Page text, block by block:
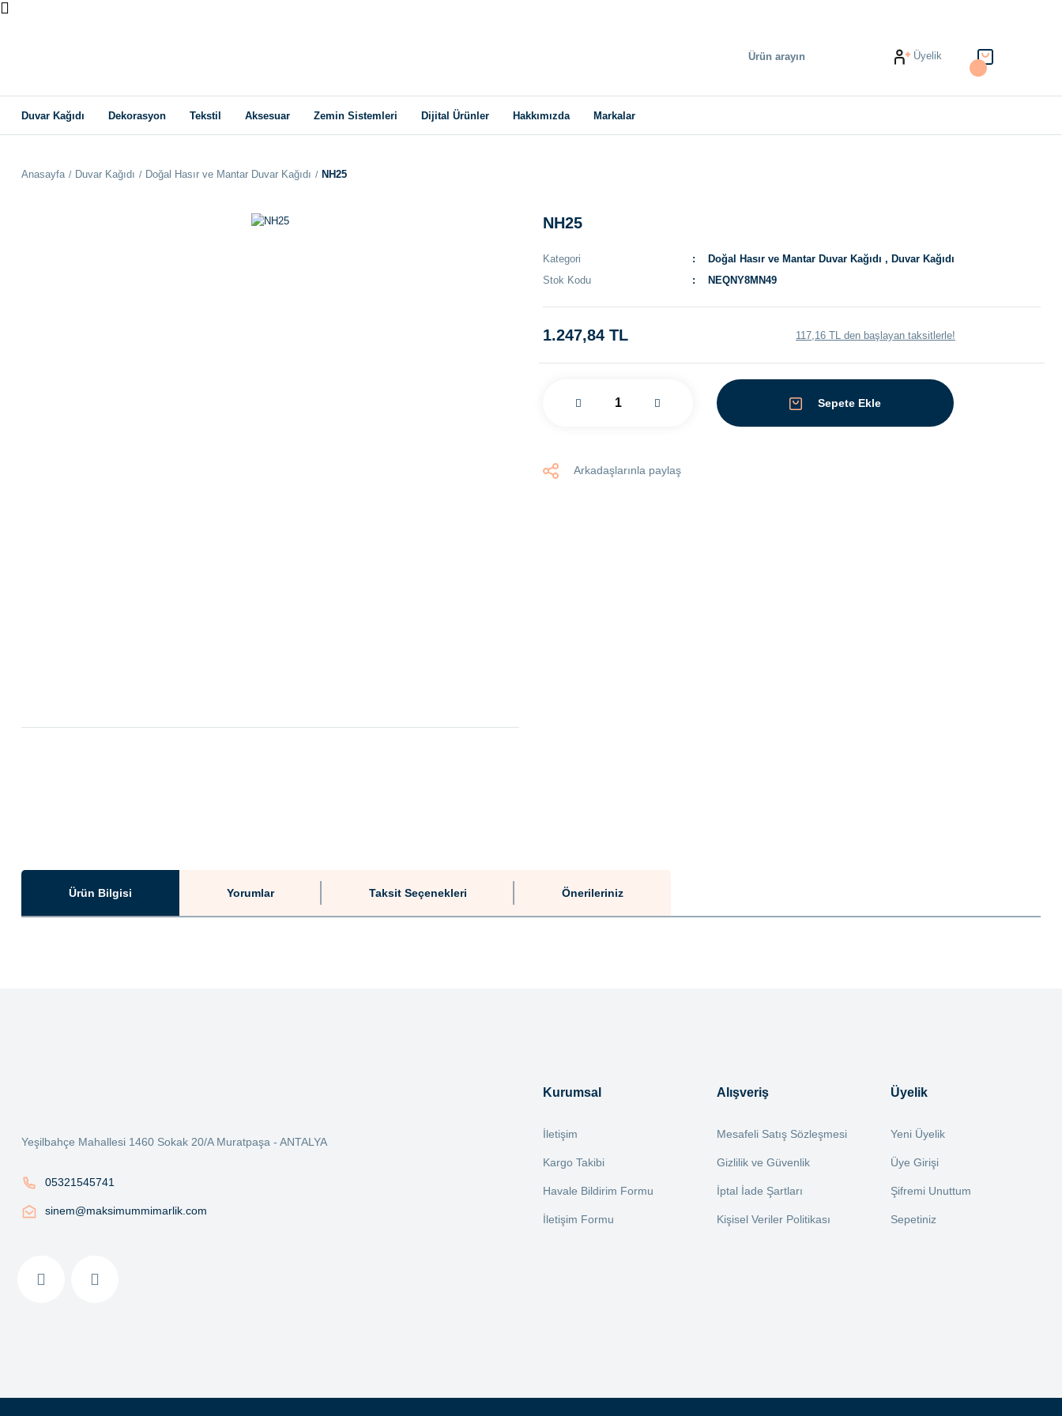
Üyelik
Duvar Kağıdı Dekorasyon Tekstil Aksesuar Zemin Sistemleri Dijital Ürünler Hakkımızda Markalar
Anasayfa Duvar Kağıdı Doğal Hasır ve Mantar Duvar Kağıdı NH25
NH25
Kategori Doğal Hasır ve Mantar Duvar Kağıdı , Duvar Kağıdı
Stok Kodu
NEQNY8MN49
1.247,84 TL 117,16 TL den başlayan taksitlerle!
Sepete Ekle
Arkadaşlarınla paylaş
Ürün Bilgisi Yorumlar Taksit Seçenekleri Önerileriniz
Bu ürüne benzer farklı alternatifler olmalı.
Yeşilbahçe Mahallesi 1460 Sokak 20/A Muratpaşa - ANTALYA
05321545741
sinem@maksimummimarlik.com
Kurumsal
İletişim
Kargo Takibi
Havale Bildirim Formu
İletişim Formu
Alışveriş
Mesafeli Satış Sözleşmesi
Gizlilik ve Güvenlik
İptal İade Şartları
Kişisel Veriler Politikası
Üyelik
Yeni Üyelik
Üye Girişi
Şifremi Unuttum
Sepetiniz